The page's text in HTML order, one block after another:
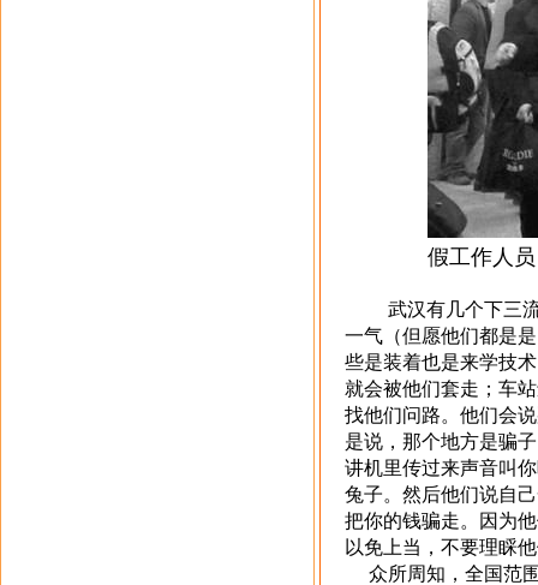
假工作人员（
武汉有几个下三流
一气（但愿他们都是
些是装着也是来学技
就会被他们套走；车
找他们问路。他们会
是说，那个地方是骗
讲机里传过来声音叫
兔子。然后他们说自
把你的钱骗走。因为
以免上当，不要理睬
众所周知，全国范